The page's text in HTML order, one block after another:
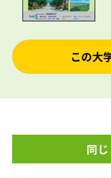
この大
同